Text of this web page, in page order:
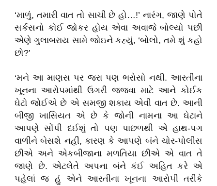
‘માળું, તમારી વાત તો સાચી છે હો…!’ નારંગ, જાણે પોતે
સર્કસનો કોઈ જોકર હોય એવા અવાજે બોલ્યો પછી
એણે ગુલાબરાય સામે જોઇને કહ્યું, ‘બોલો, તમે શું કહો
છો?’
‘મને આ માણસ પર જરા પણ ભરોસો નથી. આરતીના
ખૂનના આરોપમાંથી ઉગરી જ્જવા માટે આને કોઈક
ઘેટો જોઈએ છે એ સમજી શકાય એવી વાત છે. આની
બીજી ખાસિયત એ છે કે જોની નામના આ ઘેટાને
આપણે સોંપી દઈશું તો પણ પાછળથી એ હાથ-પગ
વાળીને બેસશે નહીં, કારણ કે આપણે બંને ચોર-પોલીસ
છીએ અને એકબીજાના મળતિયા છીએ એ વાત તે
જાણે છે. એટલેતે અપના બંને કંઈ અહિત કરે એ
પહેલાં જ હું એને આરતીના ખૂનના આરોપી તરીકે